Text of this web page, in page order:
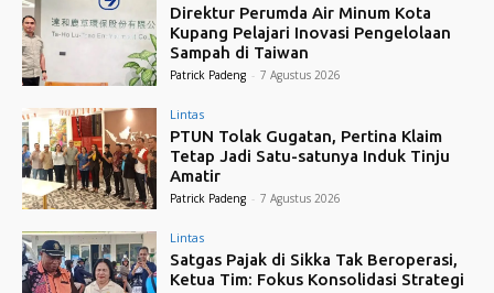
Direktur Perumda Air Minum Kota
Kupang Pelajari Inovasi Pengelolaan
Sampah di Taiwan
Patrick Padeng - 7 Agustus 2026
Lintas
PTUN Tolak Gugatan, Pertina Klaim
Tetap Jadi Satu-satunya Induk Tinju
Amatir
Patrick Padeng - 7 Agustus 2026
Lintas
Satgas Pajak di Sikka Tak Beroperasi,
Ketua Tim: Fokus Konsolidasi Strategi